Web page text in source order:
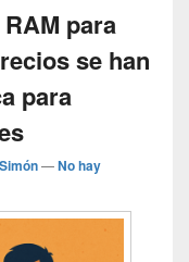
para
se han
para
—No hay